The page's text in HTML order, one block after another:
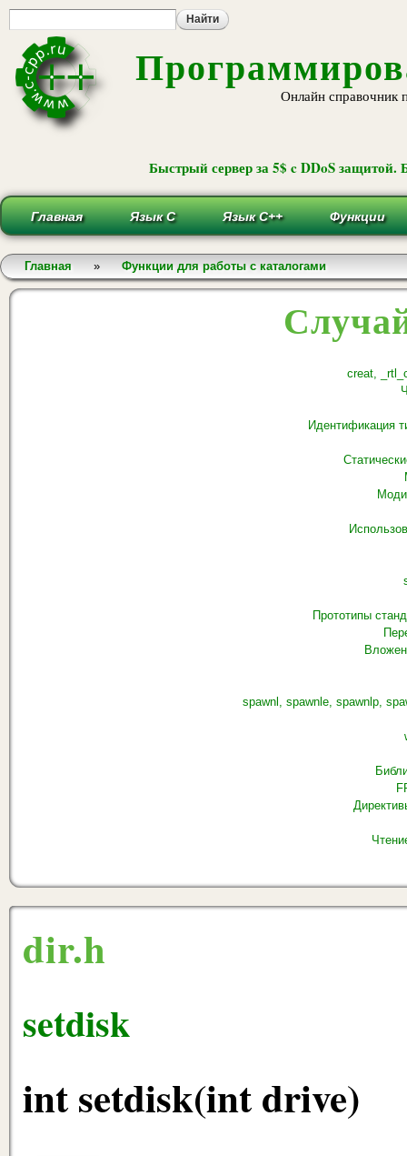
Онлайн справочник
Быстрый сервер за 5$ c DDoS защитой.
Главная Язык С Язык С++ Функции
Вы здесь
Главная » Функции для работы с каталогами
creat,
Идентификация
Прототипы
spawnl, spawnle, spawnlp,
dir.h
setdisk
int setdisk(int drive)